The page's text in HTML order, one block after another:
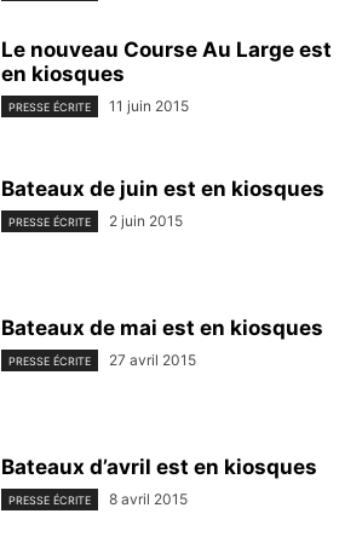
Le nouveau Course Au Large est
en kiosques
PRESSE ÉCRITE 11 juin 2015
Bateaux de juin est en kiosques
PRESSE ÉCRITE 2 juin 2015
Bateaux de mai est en kiosques
PRESSE ÉCRITE 27 avril 2015
Bateaux d’avril est en kiosques
PRESSE ÉCRITE 8 avril 2015